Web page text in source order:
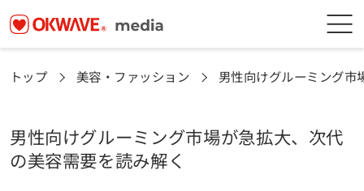
トップ 美容・ファッション 男性向けグルーミング市
男性向けグルーミング市場が急拡大、次代
の美容需要を読み解く